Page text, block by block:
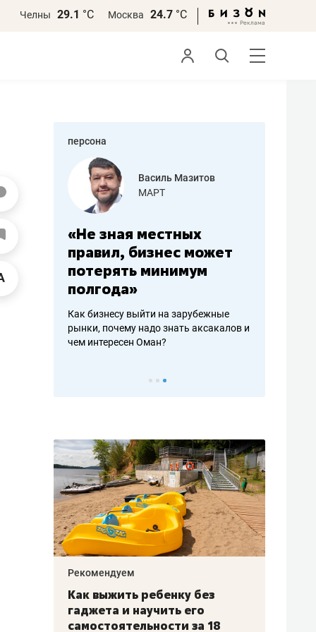
Челны 29.1 °С Москва 24.7 °С
персона
работа
Василь Мазитов
МАРТ
«Не зная местных
правил, бизнес может
потерять минимум
полгода»
Как бизнесу выйти на зарубежные
рынки, почему надо знать аксакалов и
чем интересен Оман?
–
Рекомендуем
Как выжить ребенку без
гаджета и научить его
самостоятельности за 18